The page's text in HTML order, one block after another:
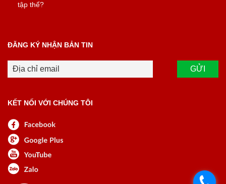
tập thể?
ĐĂNG KÝ NHẬN BẢN TIN
KẾT NỐI VỚI CHÚNG TÔI
.